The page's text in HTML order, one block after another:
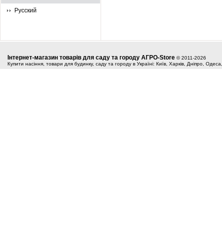
Русский
Інтернет-магазин товарів для саду та городу АГРО-Store © 2011-2026
Купити насіння, товари для будинку, саду та городу в Україні: Київ, Харків, Дніпро,